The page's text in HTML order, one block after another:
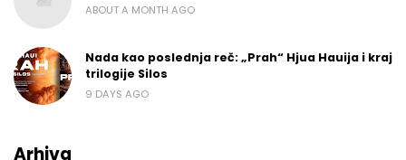
ABOUT A MONTH AGO
Nada kao poslednja reč: „Prah“ Hjua Hauija i kraj
trilogije Silos
9 DAYS AGO
Arhiva